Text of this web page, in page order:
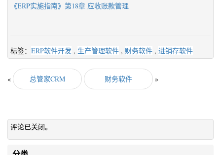
《ERP实施指南》第18章 应收账款管理
标签： ERP软件开发 , 生产管理软件 , 财务软件 , 进销存软件
« 总管家CRM 财务软件 »
评论已关闭。